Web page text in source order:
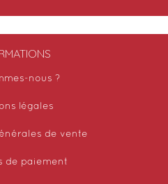
nous ?
légales
de vente
de paiement